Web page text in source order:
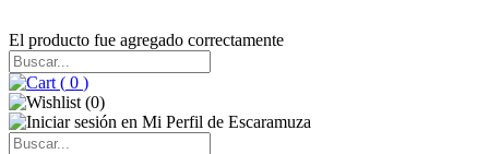
El producto fue agregado correctamente
( 0 )
(0)